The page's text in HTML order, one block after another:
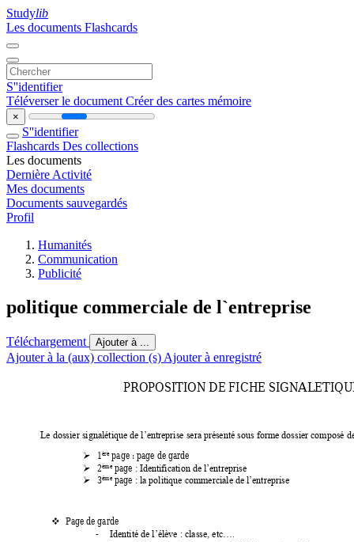
Studylib
Les documents Flashcards
S''identifier
Téléverser le document Créer des cartes mémoire
×
S''identifier
Flashcards Des collections
Les documents
Dernière Activité
Mes documents
Documents sauvegardés
Profil
Humanités
Communication
Publicité
politique commerciale de l`entreprise
Téléchargement Ajouter à ...
Ajouter à la (aux) collection (s) Ajouter à enregistré
PROPOSITION DE FICHE
Le dossier signalétique de l’entreprise sera présenté sous forme dossier composé
 1ère page : page de garde
 2ème page : Identification de l’entreprise
 3ème page : la politique commerciale de l’entreprise
 Page de garde
- Identité de l’élève : classe, etc….